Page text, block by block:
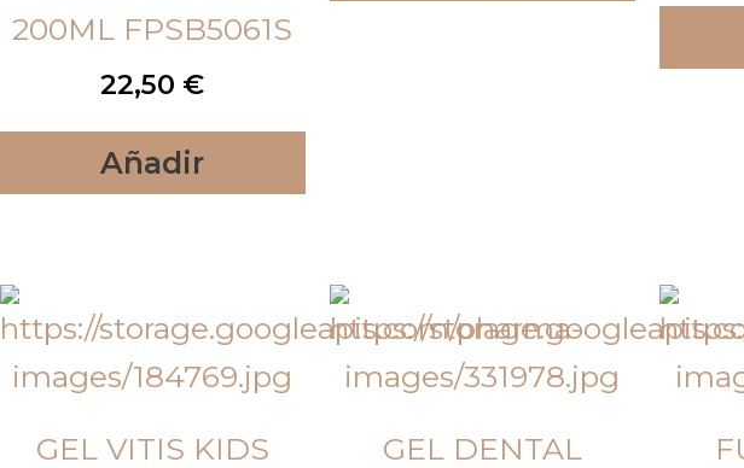
200ML FPSB5061S
22,50 €
Añadir
GEL VITIS KIDS
GEL DENTAL